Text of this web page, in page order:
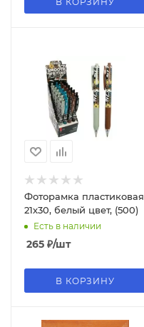
Фоторамка пластиковая
21х30, белый цвет, (500)
Есть в наличии
265 ₽/шт
В КОРЗИНУ